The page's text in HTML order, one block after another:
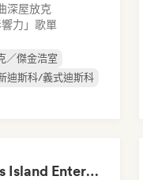
深屋放克
力」歌單
／傑金浩室
迪斯科/義式迪斯科
Dreamers Island Entertainment